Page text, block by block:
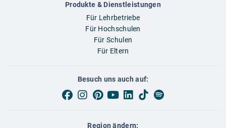
Produkte & Dienstleistungen
Für Lehrbetriebe
Für Hochschulen
Für Schulen
Für Eltern
Besuch uns auch auf:
Region ändern: